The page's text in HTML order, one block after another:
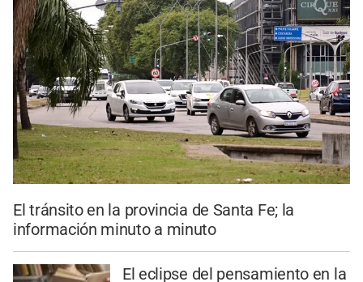
El tránsito en la provincia de Santa Fe; la
información minuto a minuto
El eclipse del pensamiento en la